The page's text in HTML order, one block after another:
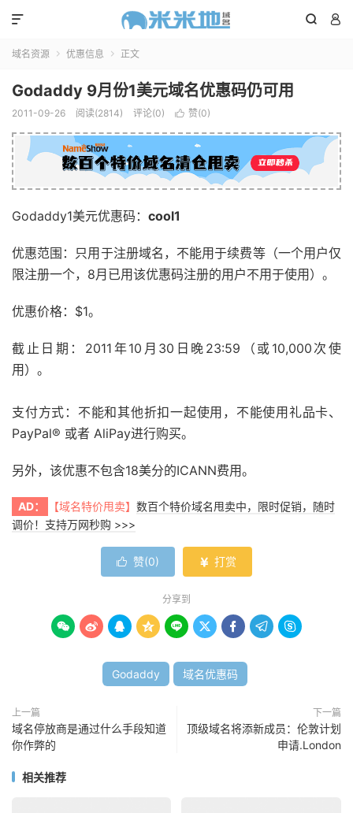
 

域名资源  优惠信息  正文
Godaddy 9月份1美元域名优惠码仍可用
2011-09-26 阅读(2814) 评论(0)  赞(0)
Godaddy1美元优惠码： cool1
优惠范围：只用于注册域名，不能用于续费等（一个用户仅
限注册一个，8月已用该优惠码注册的用户不用于使用）。
优惠价格：$1。
截止日期：2011年10月30日晚23:59（或10,000次使
用）。
支付方式：不能和其他折扣一起使用，不能使用礼品卡、
PayPal® 或者 AliPay进行购买。
另外，该优惠不包含18美分的ICANN费用。
AD： 【域名特价甩卖】 数百个特价域名甩卖中，限时促销，随时
调价！支持万网秒购 >>>
 赞(0)  打赏
分享到
        
Godaddy 域名优惠码
上一篇
域名停放商是通过什么手段知道
你作弊的
下一篇
顶级域名将添新成员：伦敦计划
申请.London
相关推荐